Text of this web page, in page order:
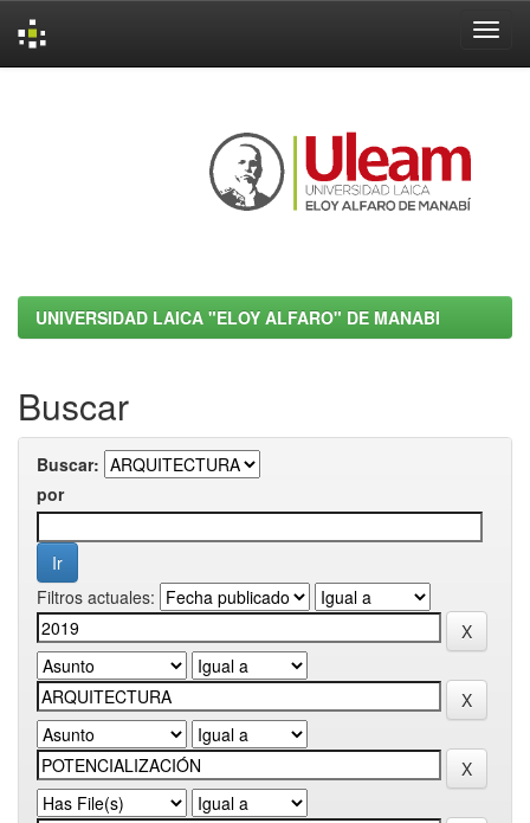
UNIVERSIDAD LAICA "ELOY ALFARO" DE MANABI
Buscar
Buscar:
por
Filtros actuales: